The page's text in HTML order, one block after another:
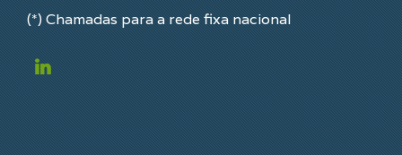
(*) Chamadas para a rede fixa nacional